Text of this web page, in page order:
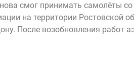
смог принимать самолёты
на территории Ростовской
После возобновления работ